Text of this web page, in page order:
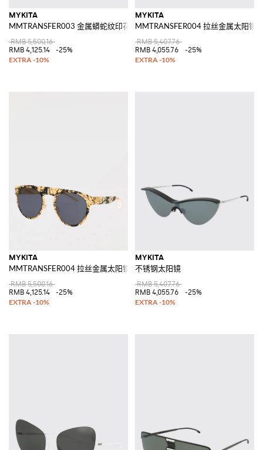
MYKITA
MMTRANSFER003 金属蟒蛇纹印花太阳镜
RMB 5,500.16
RMB 4,125.14
-25%
MYKITA
MMTRANSFER004 拉丝金属太阳镜
RMB 5,407.76
RMB 4,055.76
-25%
MYKITA
MMTRANSFER004 拉丝金属太阳镜
RMB 5,500.16
RMB 4,125.14
-25%
MYKITA
不锈钢太阳镜
RMB 5,407.76
RMB 4,055.76
-25%